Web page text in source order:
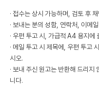
· 접수는 상시 가능하며, 검토 후
· 보내는 분의 성함, 연락처, 이메
· 우편 투고 시, 가급적 A4 용지에
· 메일 투고 시 제목에, 우편 투고
시오.
· 보내 주신 원고는 반환해 드리
니다.